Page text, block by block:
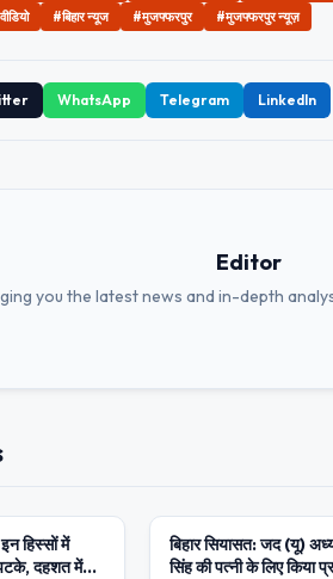
#बिहार न्यूज #मुजफ्फरपुर #मुजफ्फरपुर न्यूज़
WhatsApp Telegram LinkedIn
Editor
you the latest news and in-depth
हिस्सों में
दहशत में
MUZAFFARPUR
बिहार सियासत: जद (यू)
सिंह की पत्नी के लिए किया